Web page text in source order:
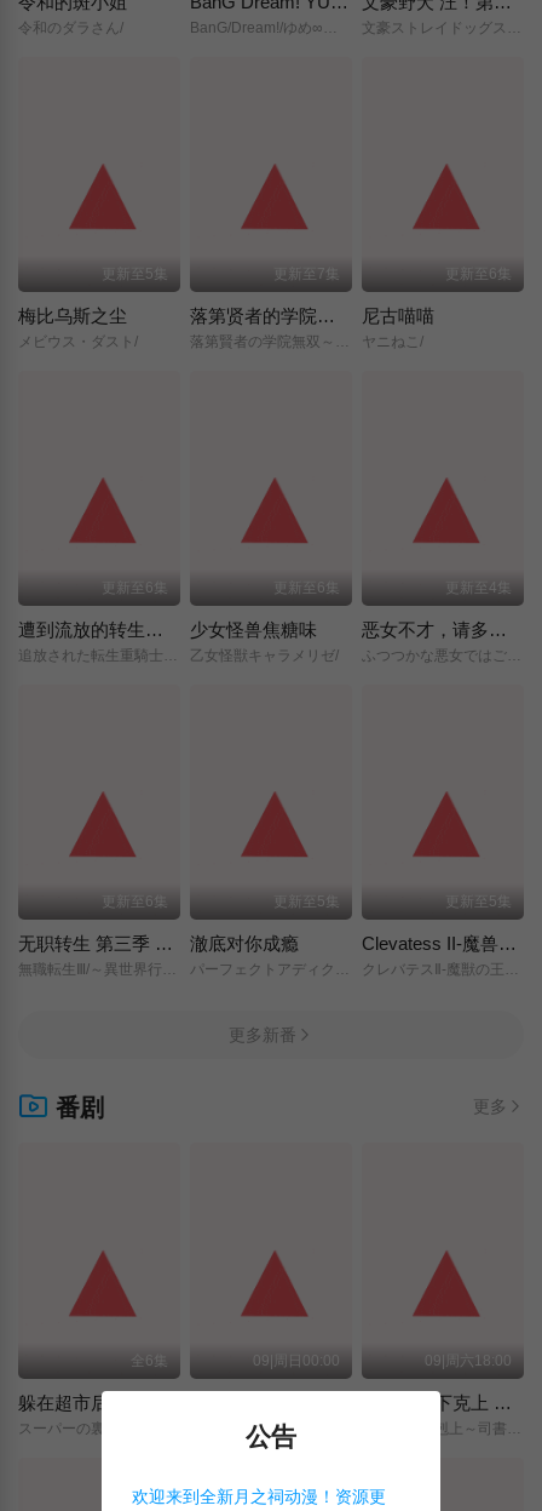
令和のダラさん/
更新至5集
梅比乌斯之尘
メビウス・ダスト/
更新至7集
落第贤者的学院无双～第二次转生的S级开外挂魔术师冒险录～
落第賢者の学院無双～二度目の転生、Sランクチート魔術師冒険録～/
更新至6集
尼古喵喵
ヤニねこ/
更新至6集
遭到流放的转生重骑士凭借游戏知识大开无双
追放された転生重騎士はゲーム知識で無双する/
更新至6集
少女怪兽焦糖味
乙女怪獣キャラメリゼ/
更新至4集
恶女不才，请多关照 ～雏宫蝶鼠换身传～
ふつつかな悪女ではございますが/～雛宮蝶鼠とりかえ伝～/
更新至6集
无职转生 第三季 ～到了异世界就拿出真本事～
無職転生Ⅲ/～異世界行ったら本気だす～/
更新至5集
澈底对你成瘾
パーフェクトアディクション/
更新至5集
Clevatess II-魔兽之王与虚假的勇者传承-
クレバテスⅡ-魔獣の王と偽りの勇者伝承-/
更多新番
番剧 更多
全6集 09|周日00:00 09|周六18:00
小书痴的下克上 〜为了成为图书管理员而不择手段〜 领主的养女
公告
欢迎来到全新月之祠动漫！资源更